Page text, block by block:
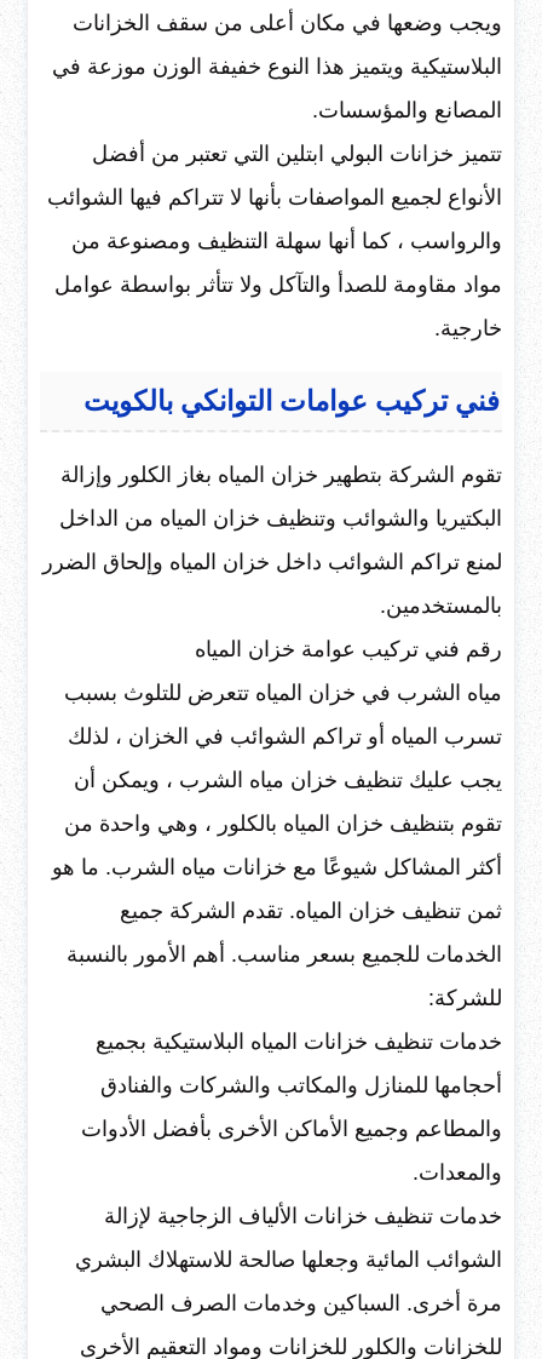
ويجب وضعها في مكان أعلى من سقف الخزانات
البلاستيكية ويتميز هذا النوع خفيفة الوزن موزعة في
المصانع والمؤسسات.
تتميز خزانات البولي ابتلين التي تعتبر من أفضل
الأنواع لجميع المواصفات بأنها لا تتراكم فيها الشوائب
والرواسب ، كما أنها سهلة التنظيف ومصنوعة من
مواد مقاومة للصدأ والتآكل ولا تتأثر بواسطة عوامل
خارجية.
فني تركيب عوامات التوانكي بالكويت
تقوم الشركة بتطهير خزان المياه بغاز الكلور وإزالة
البكتيريا والشوائب وتنظيف خزان المياه من الداخل
لمنع تراكم الشوائب داخل خزان المياه وإلحاق الضرر
بالمستخدمين.
رقم فني تركيب عوامة خزان المياه
مياه الشرب في خزان المياه تتعرض للتلوث بسبب
تسرب المياه أو تراكم الشوائب في الخزان ، لذلك
يجب عليك تنظيف خزان مياه الشرب ، ويمكن أن
تقوم بتنظيف خزان المياه بالكلور ، وهي واحدة من
أكثر المشاكل شيوعًا مع خزانات مياه الشرب. ما هو
ثمن تنظيف خزان المياه. تقدم الشركة جميع
الخدمات للجميع بسعر مناسب. أهم الأمور بالنسبة
للشركة:
خدمات تنظيف خزانات المياه البلاستيكية بجميع
أحجامها للمنازل والمكاتب والشركات والفنادق
والمطاعم وجميع الأماكن الأخرى بأفضل الأدوات
والمعدات.
خدمات تنظيف خزانات الألياف الزجاجية لإزالة
الشوائب المائية وجعلها صالحة للاستهلاك البشري
مرة أخرى. السباكين وخدمات الصرف الصحي
للخزانات والكلور للخزانات ومواد التعقيم الأخرى